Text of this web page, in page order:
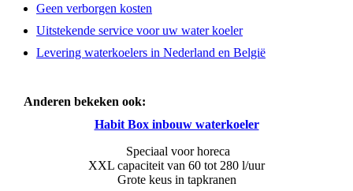
Geen verborgen kosten
Uitstekende service voor uw water koeler
Levering waterkoelers in Nederland en België
Anderen bekeken ook:
Habit Box inbouw waterkoeler
Speciaal voor horeca
XXL capaciteit van 60 tot 280 l/uur
Grote keus in tapkranen